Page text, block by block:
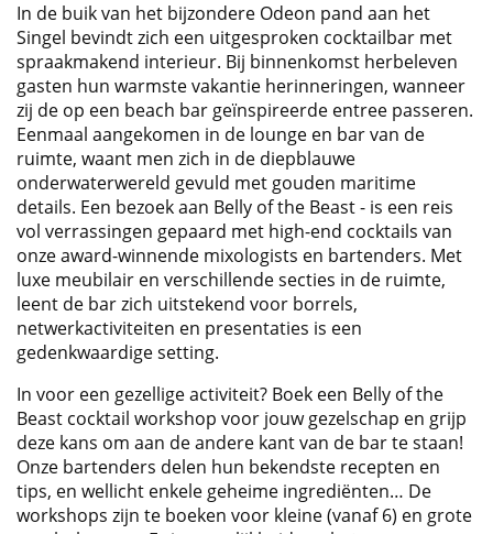
In de buik van het bijzondere Odeon pand aan het
Singel bevindt zich een uitgesproken cocktailbar met
spraakmakend interieur. Bij binnenkomst herbeleven
gasten hun warmste vakantie herinneringen, wanneer
zij de op een beach bar geïnspireerde entree passeren.
Eenmaal aangekomen in de lounge en bar van de
ruimte, waant men zich in de diepblauwe
onderwaterwereld gevuld met gouden maritime
details. Een bezoek aan Belly of the Beast - is een reis
vol verrassingen gepaard met high-end cocktails van
onze award-winnende mixologists en bartenders. Met
luxe meubilair en verschillende secties in de ruimte,
leent de bar zich uitstekend voor borrels,
netwerkactiviteiten en presentaties is een
gedenkwaardige setting.
In voor een gezellige activiteit? Boek een Belly of the
Beast cocktail workshop voor jouw gezelschap en grijp
deze kans om aan de andere kant van de bar te staan!
Onze bartenders delen hun bekendste recepten en
tips, en wellicht enkele geheime ingrediënten… De
workshops zijn te boeken voor kleine (vanaf 6) en grote